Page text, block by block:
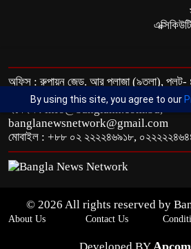
অফিস : রুপায়ন জেড. আর প্লাজা (৯তলা), প্লট-
রোড, ধানমন্ডি, ঢাকা- ১২০৯।
ইমেইল : info@banglann.com.bd,
banglanewsnetwork@gmail.com
মোবাইল : +৮৮ ০২ ২২২২৪৬৯১৮,
© 2026 All rights reserved by
About Us Contact Us
By using this site, you agree to our